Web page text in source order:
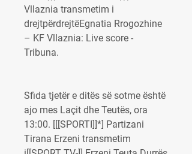
Vllaznia transmetim i
drejtpërdrejtëEgnatia Rrogozhine
– KF Vllaznia: Live score -
Tribuna.
Sfida tjetër e ditës së sotme është
ajo mes Laçit dhe Teutës, ora
13:00. [[[SPORTI]]*] Partizani
Tirana Erzeni transmetim